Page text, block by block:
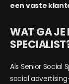
een vaste
WAT GA JE
Als Senior Social
social